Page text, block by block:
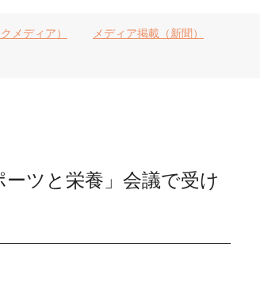
メディア）
メディア掲載（新聞）
ツと栄養」会議で受け